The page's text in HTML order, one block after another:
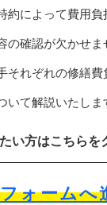
約によって費用負
確認が欠かせま
それぞれの修繕費
て解説いたしま
い方はこちらを
ォームへ